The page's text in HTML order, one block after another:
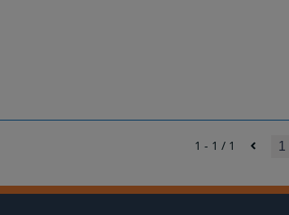
1 - 1 / 1 1